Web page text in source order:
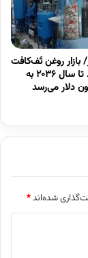
روغن تَف‌کافت
حاصل از پسماند تا سال ۲۰۳۶ به
شده‌اند*